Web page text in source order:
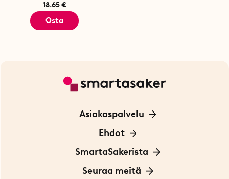
18.65 €
Osta
Asiakaspalvelu
Ota yhteyttä
Ehdot
Tietoa evästeistä
Yksityisyydensuoja
SmartaSakerista
Meistä
Seuraa meitä